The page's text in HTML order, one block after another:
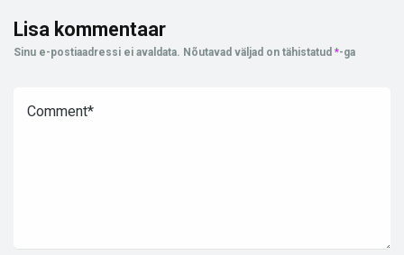
Lisa kommentaar
Sinu e-postiaadressi ei avaldata. Nõutavad väljad on tähistatud *-ga